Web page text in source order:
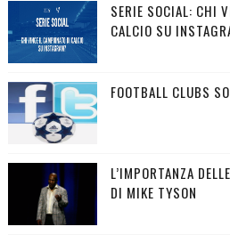
SERIE SOCIAL: CHI
CALCIO SU
FOOTBALL CLUBS
L’IMPORTANZA
DI MIKE TYSON